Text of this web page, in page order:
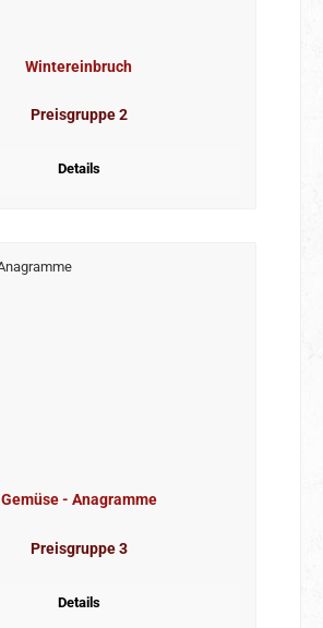
Wintereinbruch
Preisgruppe 2
Details
Gemüse - Anagramme
Preisgruppe 3
Details